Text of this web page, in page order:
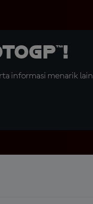
informasi menarik